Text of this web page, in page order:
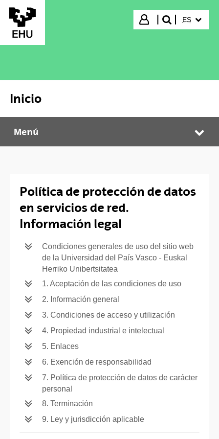
Saltar al contenido principal
Iniciar sesión
buscar"
ES
Inicio
Inicio
Menú
Política de protección de datos
en servicios de red.
Información legal
Condiciones generales de uso del sitio web
de la Universidad del País Vasco - Euskal
Herriko Unibertsitatea
1. Aceptación de las condiciones de uso
2. Información general
3. Condiciones de acceso y utilización
4. Propiedad industrial e intelectual
5. Enlaces
6. Exención de responsabilidad
7. Política de protección de datos de carácter
personal
8. Terminación
9. Ley y jurisdicción aplicable